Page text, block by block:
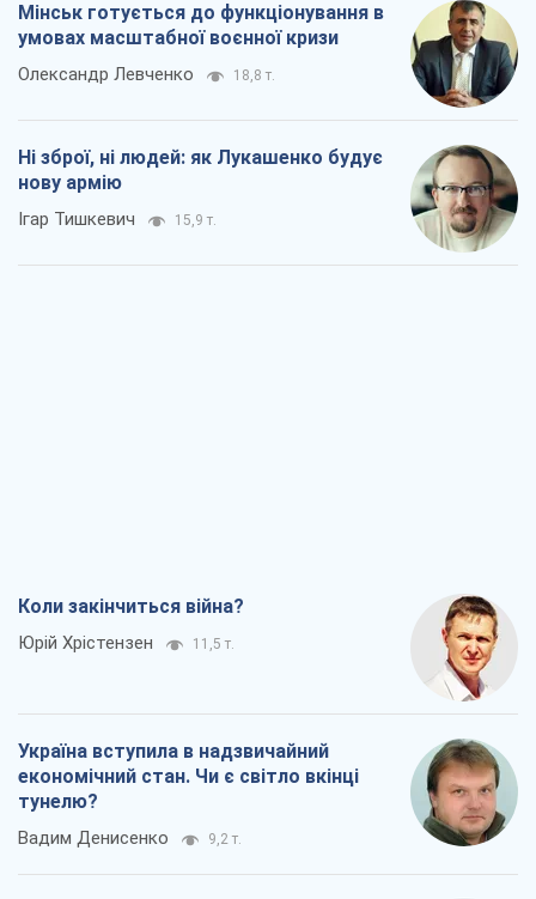
Мінськ готується до функціонування в
умовах масштабної воєнної кризи
Олександр Левченко 18,8 т.
Ні зброї, ні людей: як Лукашенко будує
нову армію
Ігар Тишкевич 15,9 т.
Коли закінчиться війна?
Юрій Хрістензен 11,5 т.
Україна вступила в надзвичайний
економічний стан. Чи є світло вкінці
тунелю?
Вадим Денисенко 9,2 т.